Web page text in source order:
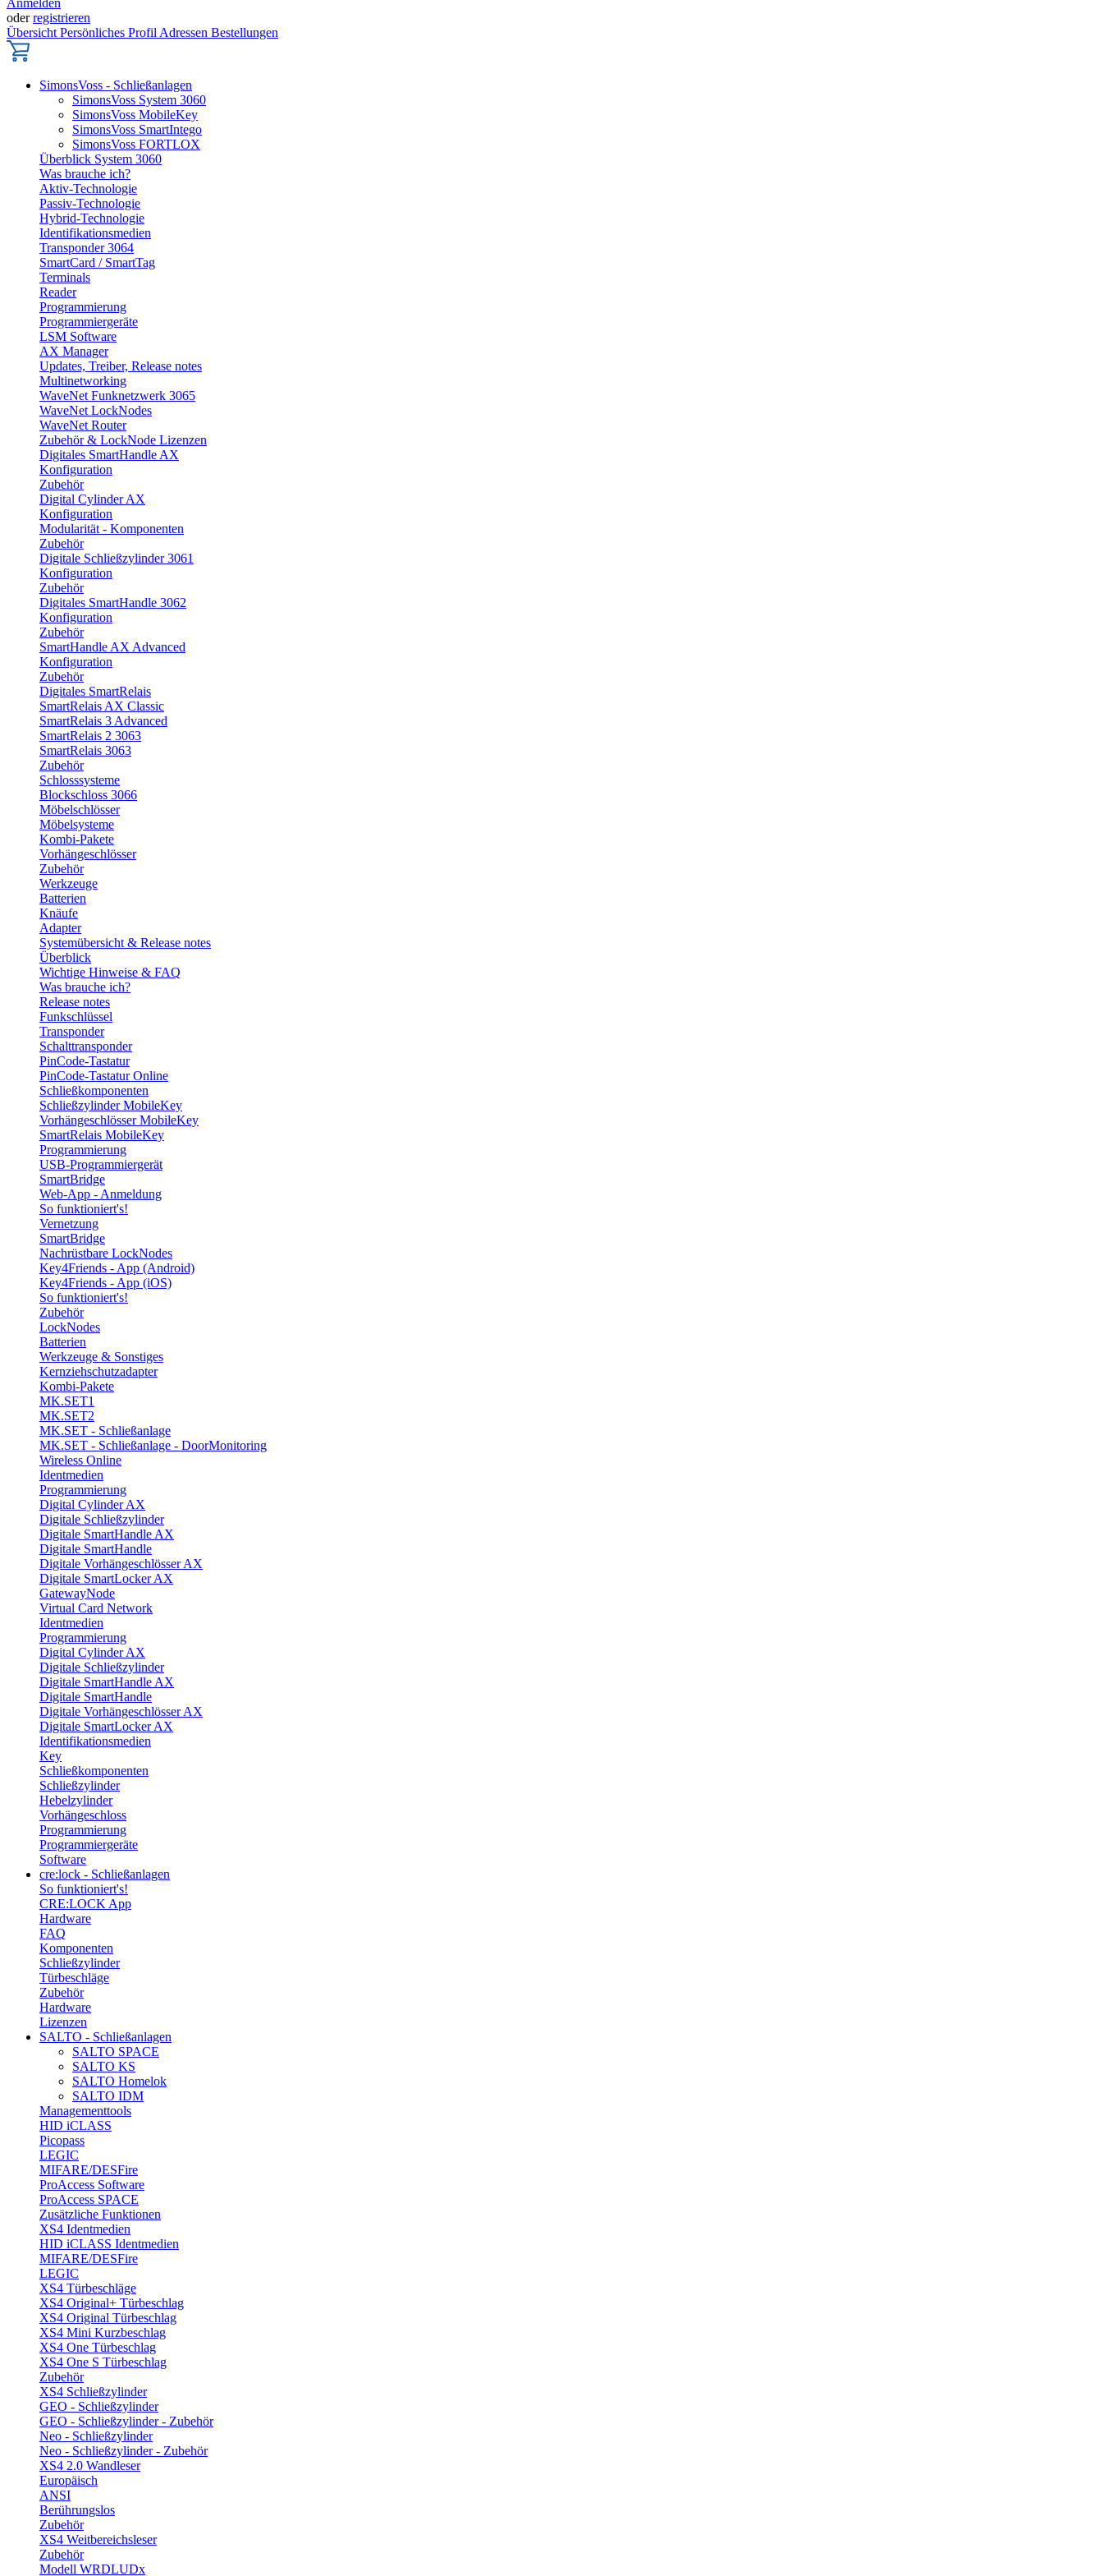
Anmelden
oderregistrieren
Übersicht Persönliches Profil Adressen Bestellungen
SimonsVoss - Schließanlagen
SimonsVoss System 3060
SimonsVoss MobileKey
SimonsVoss SmartIntego
SimonsVoss FORTLOX
Überblick System 3060
Was brauche ich?
Aktiv-Technologie
Passiv-Technologie
Hybrid-Technologie
Identifikationsmedien
Transponder 3064
SmartCard / SmartTag
Terminals
Reader
Programmierung
Programmiergeräte
LSM Software
AX Manager
Updates, Treiber, Release notes
Multinetworking
WaveNet Funknetzwerk 3065
WaveNet LockNodes
WaveNet Router
Zubehör & LockNode Lizenzen
Digitales SmartHandle AX
Konfiguration
Zubehör
Digital Cylinder AX
Konfiguration
Modularität - Komponenten
Zubehör
Digitale Schließzylinder 3061
Konfiguration
Zubehör
Digitales SmartHandle 3062
Konfiguration
Zubehör
SmartHandle AX Advanced
Konfiguration
Zubehör
Digitales SmartRelais
SmartRelais AX Classic
SmartRelais 3 Advanced
SmartRelais 2 3063
SmartRelais 3063
Zubehör
Schlosssysteme
Blockschloss 3066
Möbelschlösser
Möbelsysteme
Kombi-Pakete
Vorhängeschlösser
Zubehör
Werkzeuge
Batterien
Knäufe
Adapter
Systemübersicht & Release notes
Überblick
Wichtige Hinweise & FAQ
Was brauche ich?
Release notes
Funkschlüssel
Transponder
Schalttransponder
PinCode-Tastatur
PinCode-Tastatur Online
Schließkomponenten
Schließzylinder MobileKey
Vorhängeschlösser MobileKey
SmartRelais MobileKey
Programmierung
USB-Programmiergerät
SmartBridge
Web-App - Anmeldung
So funktioniert's!
Vernetzung
SmartBridge
Nachrüstbare LockNodes
Key4Friends - App (Android)
Key4Friends - App (iOS)
So funktioniert's!
Zubehör
LockNodes
Batterien
Werkzeuge & Sonstiges
Kernziehschutzadapter
Kombi-Pakete
MK.SET1
MK.SET2
MK.SET - Schließanlage
MK.SET - Schließanlage - DoorMonitoring
Wireless Online
Identmedien
Programmierung
Digital Cylinder AX
Digitale Schließzylinder
Digitale SmartHandle AX
Digitale SmartHandle
Digitale Vorhängeschlösser AX
Digitale SmartLocker AX
GatewayNode
Virtual Card Network
Identmedien
Programmierung
Digital Cylinder AX
Digitale Schließzylinder
Digitale SmartHandle AX
Digitale SmartHandle
Digitale Vorhängeschlösser AX
Digitale SmartLocker AX
Identifikationsmedien
Key
Schließkomponenten
Schließzylinder
Hebelzylinder
Vorhängeschloss
Programmierung
Programmiergeräte
Software
cre:lock - Schließanlagen
So funktioniert's!
CRE:LOCK App
Hardware
FAQ
Komponenten
Schließzylinder
Türbeschläge
Zubehör
Hardware
Lizenzen
SALTO - Schließanlagen
SALTO SPACE
SALTO KS
SALTO Homelok
SALTO IDM
Managementtools
HID iCLASS
Picopass
LEGIC
MIFARE/DESFire
ProAccess Software
ProAccess SPACE
Zusätzliche Funktionen
XS4 Identmedien
HID iCLASS Identmedien
MIFARE/DESFire
LEGIC
XS4 Türbeschläge
XS4 Original+ Türbeschlag
XS4 Original Türbeschlag
XS4 Mini Kurzbeschlag
XS4 One Türbeschlag
XS4 One S Türbeschlag
Zubehör
XS4 Schließzylinder
GEO - Schließzylinder
GEO - Schließzylinder - Zubehör
Neo - Schließzylinder
Neo - Schließzylinder - Zubehör
XS4 2.0 Wandleser
Europäisch
ANSI
Berührungslos
Zubehör
XS4 Weitbereichsleser
Zubehör
Modell WRDLUDx